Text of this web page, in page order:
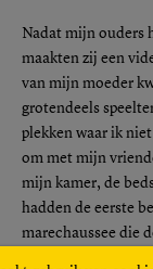
Nadat mijn ouders
maakten zij een
van mijn moeder
grotendeels
plekken waar ik
om met mijn
mijn kamer, de
hadden de eerste
marechaussee die
onder mijn kamer